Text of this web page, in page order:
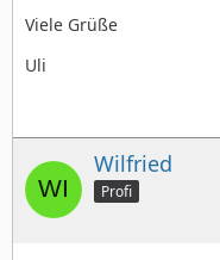
Viele Grüße
Uli
Wilfried
Profi